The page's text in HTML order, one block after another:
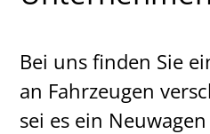
Bei uns finden Sie
an Fahrzeugen
sei es ein